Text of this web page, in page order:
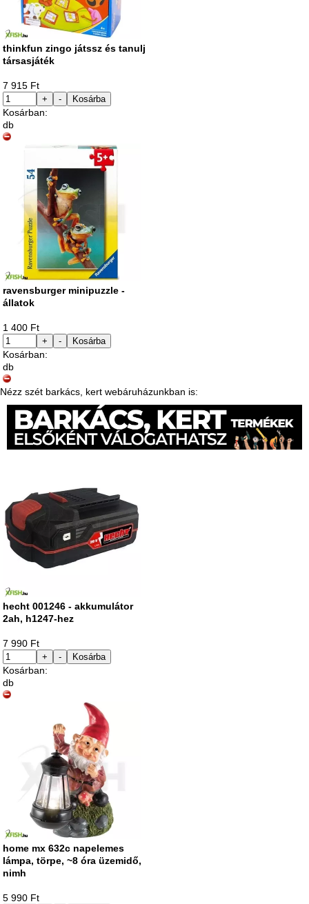
thinkfun zingo játssz és tanulj
társasjáték
7 915 Ft
+ - Kosárba
Kosárban:
db
ravensburger minipuzzle -
állatok
1 400 Ft
+ - Kosárba
Kosárban:
db
Nézz szét barkács, kert webáruházunkban is:
hecht 001246 - akkumulátor
2ah, h1247-hez
7 990 Ft
+ - Kosárba
Kosárban:
db
home mx 632c napelemes
lámpa, törpe, ~8 óra üzemidő,
nimh
5 990 Ft